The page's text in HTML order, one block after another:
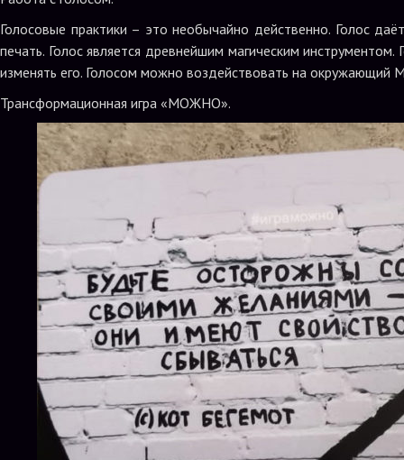
Голосовые практики – это необычайно действенно. Голос
печать. Голос является древнейшим магическим
изменять его. Голосом можно воздействовать на окружающий
Трансформационная игра «МОЖНО».